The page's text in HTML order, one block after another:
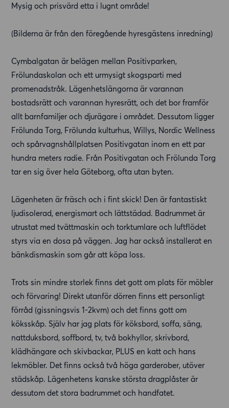
Mysig och prisvärd etta i lugnt område!
(Bilderna är från den föregående hyresgästens inredning)
Cymbalgatan är belägen mellan Positivparken,
Frölundaskolan och ett urmysigt skogsparti med
promenadstråk. Lägenhetslängorna är varannan
bostadsrätt och varannan hyresrätt, och det bor framför
allt barnfamiljer och djurägare i området. Dessutom ligger
Frölunda Torg, Frölunda kulturhus, Willys, Nordic Wellness
och spårvagnshållplatsen Positivgatan inom en ett par
hundra meters radie. Från Positivgatan och Frölunda Torg
tar en sig över hela Göteborg, ofta utan byten.
Lägenheten är fräsch och i fint skick! Den är fantastiskt
ljudisolerad, energismart och lättstädad. Badrummet är
utrustat med tvättmaskin och torktumlare och luftflödet
styrs via en dosa på väggen. Jag har också installerat en
bänkdismaskin som går att köpa loss.
Trots sin mindre storlek finns det gott om plats för möbler
och förvaring! Direkt utanför dörren finns ett personligt
förråd (gissningsvis 1-2kvm) och det finns gott om
köksskåp. Själv har jag plats för köksbord, soffa, säng,
nattduksbord, soffbord, tv, två bokhyllor, skrivbord,
klädhängare och skivbackar, PLUS en katt och hans
lekmöbler. Det finns också två höga garderober, utöver
städskåp. Lägenhetens kanske största dragplåster är
dessutom det stora badrummet och handfatet.